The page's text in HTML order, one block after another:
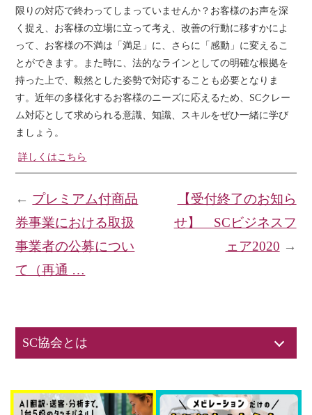
限りの対応で終わってしまっていませんか？お客様のお声を深
く捉え、お客様の立場に立って考え、改善の行動に移すかによ
って、お客様の不満は「満足」に、さらに「感動」に変えるこ
とができます。また時に、法的なラインとしての明確な根拠を
持った上で、毅然とした姿勢で対応することも必要となりま
す。近年の多様化するお客様のニーズに応えるため、SCクレー
ム対応として求められる意識、知識、スキルをぜひ一緒に学び
ましょう。
詳しくはこちら
【受付終了のお知ら
せ】 SCビジネスフ
ェア2020 →
← プレミアム付商品
券事業における取扱
事業者の公募につい
て（再通 …
SC協会とは